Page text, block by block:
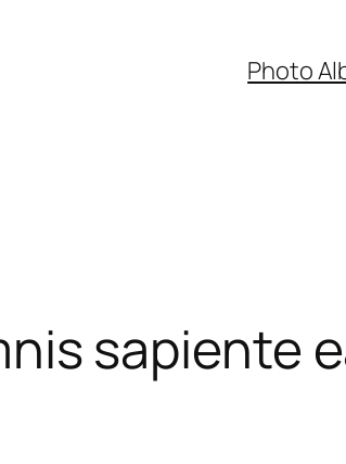
Photo
sapiente